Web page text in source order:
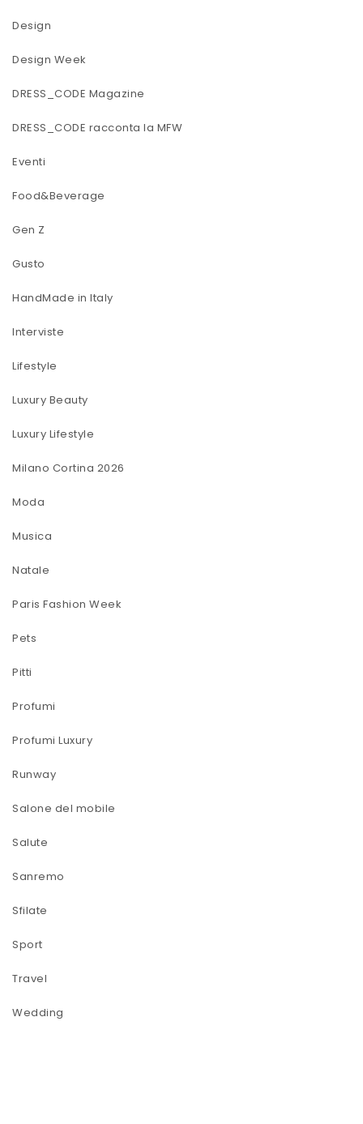
Design
Design Week
DRESS_CODE Magazine
DRESS_CODE racconta la MFW
Eventi
Food&Beverage
Gen Z
Gusto
HandMade in Italy
Interviste
Lifestyle
Luxury Beauty
Luxury Lifestyle
Milano Cortina 2026
Moda
Musica
Natale
Paris Fashion Week
Pets
Pitti
Profumi
Profumi Luxury
Runway
Salone del mobile
Salute
Sanremo
Sfilate
Sport
Travel
Wedding